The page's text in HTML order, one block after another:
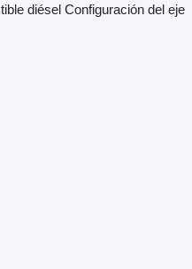
diésel Configuración del eje